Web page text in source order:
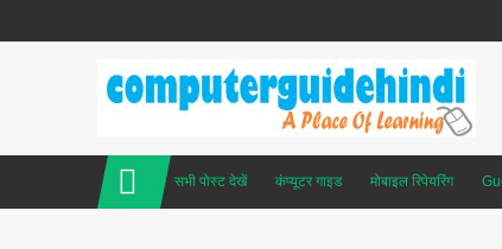
सभी पोस्ट देखें कंप्यूटर गाइड मोबाइल रिपेयरिंग